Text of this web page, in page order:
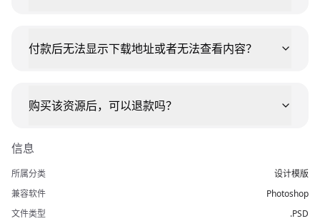
付款后无法显示下载地址或者无法查看内容？
购买该资源后，可以退款吗？
信息
所属分类
设计模版
兼容软件
Photoshop
文件类型
.PSD